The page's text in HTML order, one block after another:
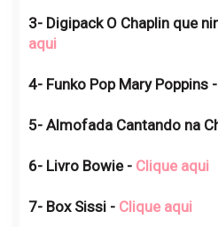
3- Digipack O Chaplin que
aqui
4- Funko Pop Mary Poppins -
5- Almofada Cantando na
6- Livro Bowie - Clique aqui
7- Box Sissi - Clique aqui